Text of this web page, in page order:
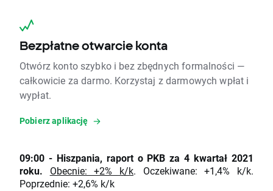
Bezpłatne otwarcie konta
Otwórz konto szybko i bez zbędnych formalności —
całkowicie za darmo. Korzystaj z darmowych wpłat i
wypłat.
Pobierz aplikację
09:00 - Hiszpania, raport o PKB za 4 kwartał 2021
roku. Obecnie: +2% k/k. Oczekiwane: +1,4% k/k.
Poprzednie: +2,6% k/k